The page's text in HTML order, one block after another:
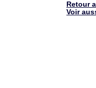
Retour
Voir